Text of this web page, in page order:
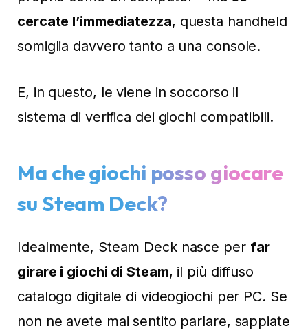
cercate l’immediatezza, questa handheld
somiglia davvero tanto a una console.
E, in questo, le viene in soccorso il
sistema di verifica dei giochi compatibili.
Ma che giochi posso giocare
su Steam Deck?
Idealmente, Steam Deck nasce per far
girare i giochi di Steam, il più diffuso
catalogo digitale di videogiochi per PC. Se
non ne avete mai sentito parlare, sappiate